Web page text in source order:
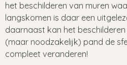
het beschilderen van muren
langskomen is daar een
daarnaast kan het
(maar noodzakelijk) pand de
compleet veranderen!